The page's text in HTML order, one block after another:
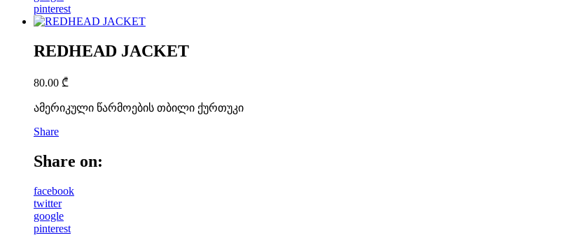
pinterest
REDHEAD JACKET
80.00 ₾
ამერიკული წარმოების თბილი ქურთუკი
Share
Share on:
facebook
twitter
google
pinterest